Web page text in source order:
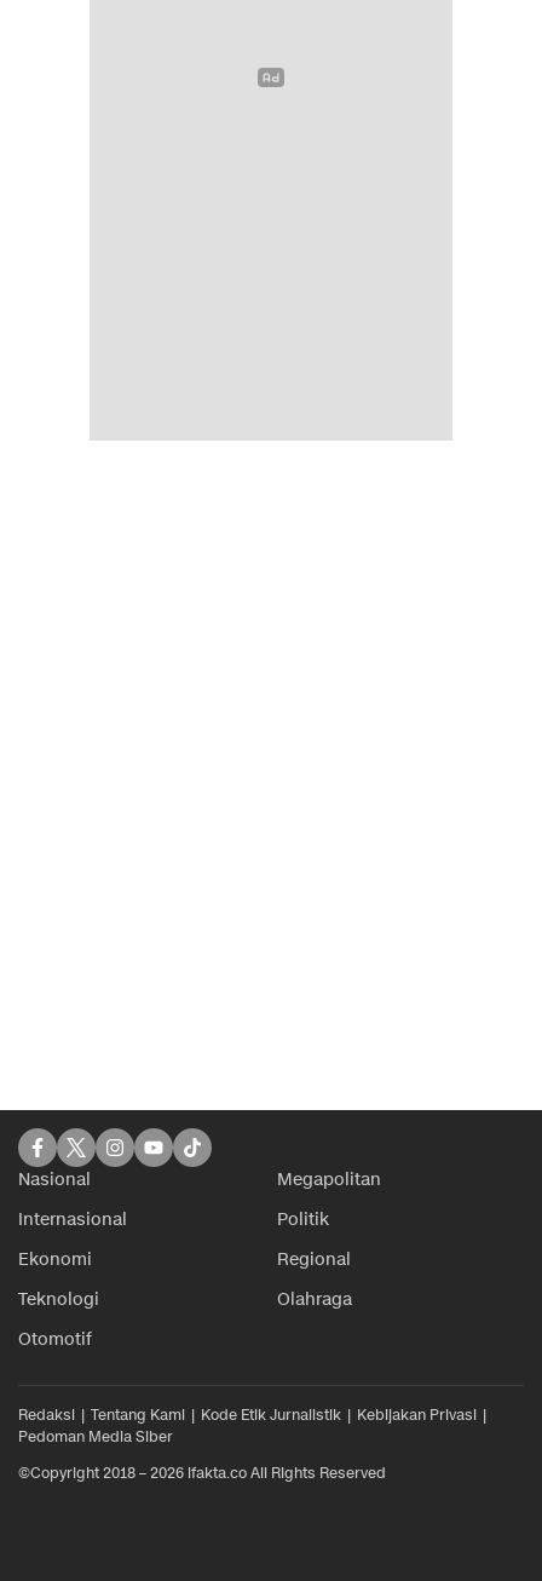
Nasional
Megapolitan
Internasional
Politik
Ekonomi
Regional
Teknologi
Olahraga
Otomotif
Redaksi Tentang Kami Kode Etik Jurnalistik
Kebijakan Privasi
Pedoman Media Siber
©Copyright 2018 – 2026 ifakta.co All Rights Reserved